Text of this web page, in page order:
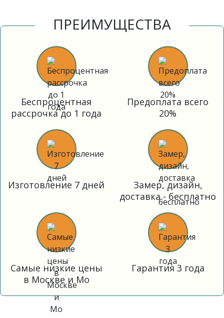
ПРЕИМУЩЕСТВА
Беспроцентная
рассрочка до 1 года
Предоплата всего
20%
Изготовление 7 дней
Замер, дизайн,
доставка - бесплатно
Самые низкие цены
в Москве и Мо
Гарантия 3 года